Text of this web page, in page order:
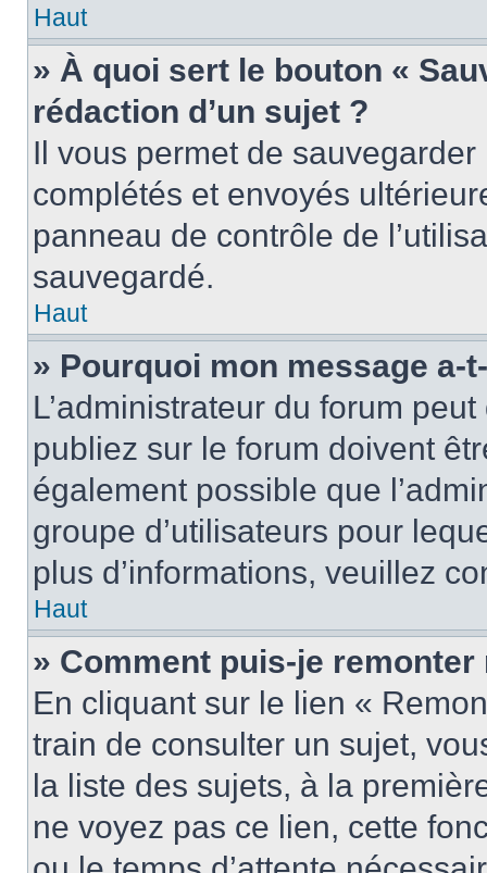
Haut
» À quoi sert le bouton «
rédaction d’un sujet ?
Il vous permet de
complétés et envoyés
panneau de contrôle de
sauvegardé.
Haut
» Pourquoi mon message a-
L’administrateur du forum
publiez sur le forum doivent
également possible que
groupe d’utilisateurs pour
plus d’informations, veuillez
Haut
» Comment puis-je
En cliquant sur le lien «
train de consulter un sujet,
la liste des sujets, à la
ne voyez pas ce lien, cette